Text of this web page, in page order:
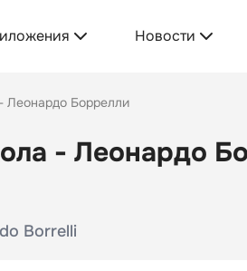
Новости
Леонардо Боррелли
- Леонардо
Borrelli